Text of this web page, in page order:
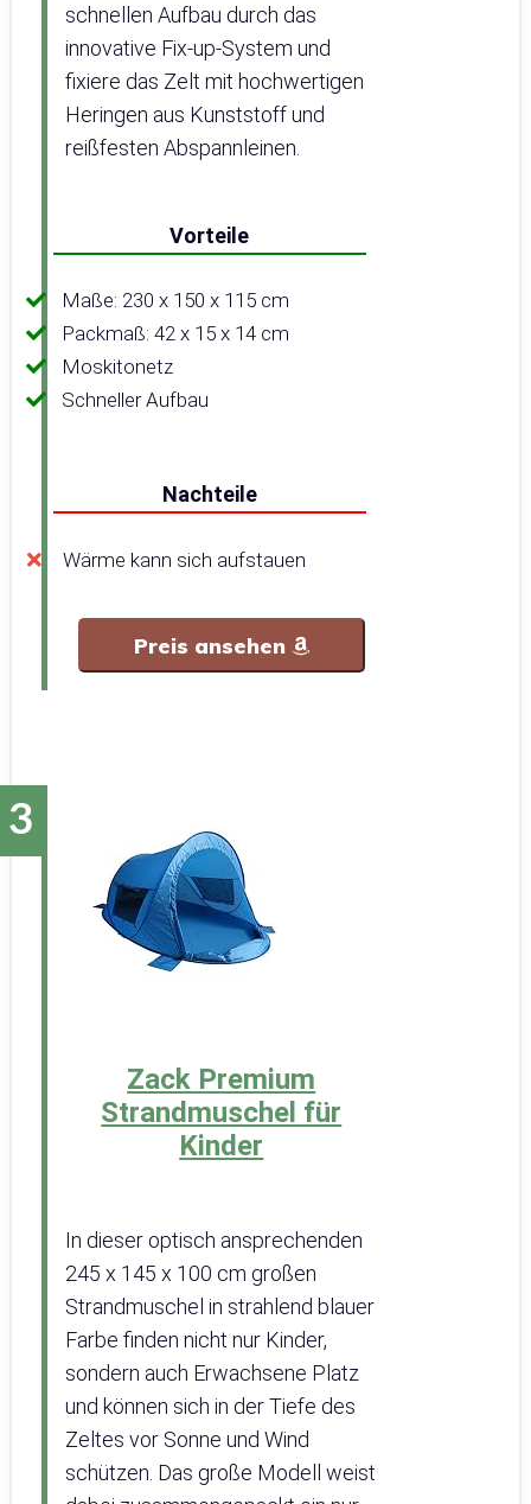
schnellen Aufbau durch das
innovative Fix-up-System und
fixiere das Zelt mit hochwertigen
Heringen aus Kunststoff und
reißfesten Abspannleinen.
Vorteile
Maße: 230 x 150 x 115 cm
Packmaß: 42 x 15 x 14 cm
Moskitonetz
Schneller Aufbau
Nachteile
Wärme kann sich aufstauen
Preis ansehen
Zack Premium
Strandmuschel für
Kinder
In dieser optisch ansprechenden
245 x 145 x 100 cm großen
Strandmuschel in strahlend blauer
Farbe finden nicht nur Kinder,
sondern auch Erwachsene Platz
und können sich in der Tiefe des
Zeltes vor Sonne und Wind
schützen. Das große Modell weist